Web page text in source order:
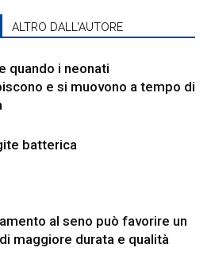
ALTRO DALL'AUTORE
quando i neonati
e si muovono a tempo di
batterica
al seno può favorire un
maggiore durata e qualità